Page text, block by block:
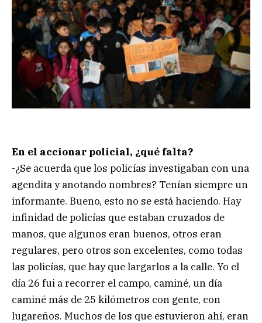
En el accionar policial, ¿qué falta?
-¿Se acuerda que los policías investigaban con una
agendita y anotando nombres? Tenían siempre un
informante. Bueno, esto no se está haciendo. Hay
infinidad de policías que estaban cruzados de
manos, que algunos eran buenos, otros eran
regulares, pero otros son excelentes, como todas
las policías, que hay que largarlos a la calle. Yo el
día 26 fui a recorrer el campo, caminé, un día
caminé más de 25 kilómetros con gente, con
lugareños. Muchos de los que estuvieron ahí, eran